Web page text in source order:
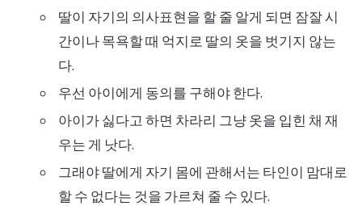
딸이 자기의 의사표현을 할 줄 알게 되면 잠잘 시
간이나 목욕할 때 억지로 딸의 옷을 벗기지 않는
다.
우선 아이에게 동의를 구해야 한다.
아이가 싫다고 하면 차라리 그냥 옷을 입힌 채 재
우는 게 낫다.
그래야 딸에게 자기 몸에 관해서는 타인이 맘대로
할 수 없다는 것을 가르쳐 줄 수 있다.